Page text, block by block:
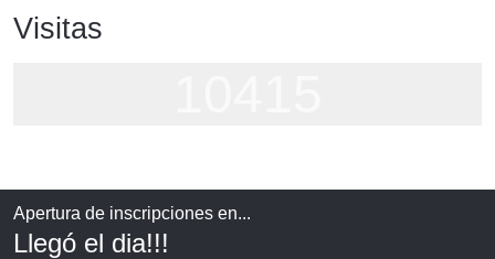
Visitas
Apertura de inscripciones en...
Llegó el dia!!!